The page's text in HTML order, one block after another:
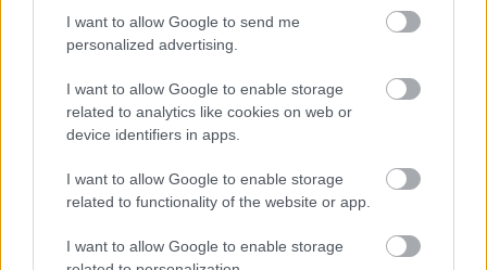
I want to allow Google to send me
personalized advertising.
I want to allow Google to enable storage
related to analytics like cookies on web or
device identifiers in apps.
I want to allow Google to enable storage
related to functionality of the website or app.
I want to allow Google to enable storage
logisztikai bázis út- és közműhálózatának fejlesztése
Komplex infrastruktúra-rendszert épített a Colas Alterra Zrt. a
Liszt Ferenc Nemzetközi Repülőtér közelében. A VGP Park
Budapest Aerozone területén megvalósult vízellátó, szenny- és
csapadékvíz-elvezető rendszerek, az út- és külső elektromos
szolgálja.